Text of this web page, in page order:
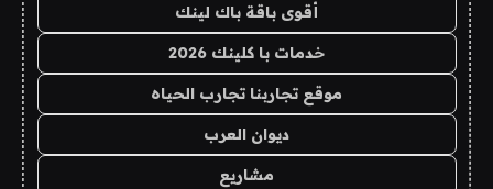
أقوى باقة باك لينك
خدمات با كلينك 2026
موقع تجاربنا تجارب الحياه
ديوان العرب
مشاريع